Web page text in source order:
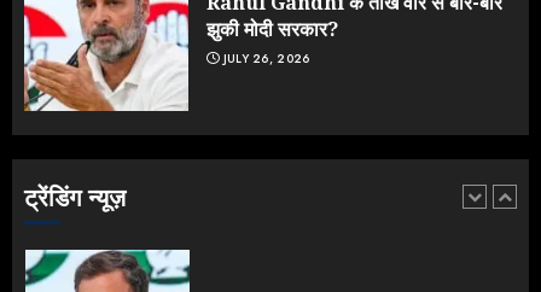
झुकी मोदी सरकार?
JULY 26, 2026
ट्रेंडिंग न्यूज़
5
1
उड़ाए करोड़ों, टूट गया मोदी का रिकॉर्ड !